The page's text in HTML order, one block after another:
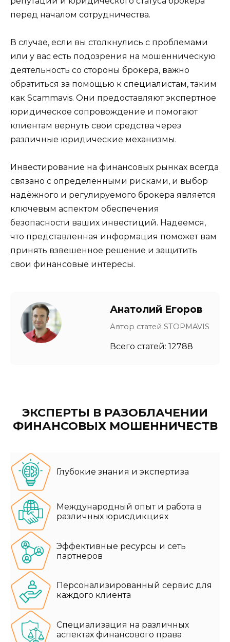
перед началом сотрудничества.
В случае, если вы столкнулись с проблемами
или у вас есть подозрения на мошенническую
деятельность со стороны брокера, важно
обратиться за помощью к специалистам, таким
как Scammavis. Они предоставляют экспертное
юридическое сопровождение и помогают
клиентам вернуть свои средства через
различные юридические механизмы.
Инвестирование на финансовых рынках всегда
связано с определёнными рисками, и выбор
надёжного и регулируемого брокера является
ключевым аспектом обеспечения
безопасности ваших инвестиций. Надеемся,
что представленная информация поможет вам
принять взвешенное решение и защитить
свои финансовые интересы.
Анатолий Егоров
Автор статей STOPMAVIS
Всего статей: 12788
ЭКСПЕРТЫ В РАЗОБЛАЧЕНИИ
ФИНАНСОВЫХ МОШЕННИЧЕСТВ
Глубокие знания и экспертиза
Международный опыт и работа в
различных юрисдикциях
Эффективные ресурсы и сеть
партнеров
Персонализированный сервис для
каждого клиента
Специализация на различных
аспектах финансового права